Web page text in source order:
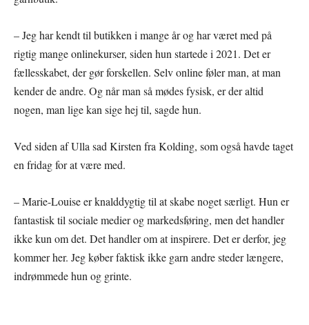
– Jeg har kendt til butikken i mange år og har været med på
rigtig mange onlinekurser, siden hun startede i 2021. Det er
fællesskabet, der gør forskellen. Selv online føler man, at man
kender de andre. Og når man så mødes fysisk, er der altid
nogen, man lige kan sige hej til, sagde hun.
Ved siden af Ulla sad Kirsten fra Kolding, som også havde taget
en fridag for at være med.
– Marie-Louise er knalddygtig til at skabe noget særligt. Hun er
fantastisk til sociale medier og markedsføring, men det handler
ikke kun om det. Det handler om at inspirere. Det er derfor, jeg
kommer her. Jeg køber faktisk ikke garn andre steder længere,
indrømmede hun og grinte.